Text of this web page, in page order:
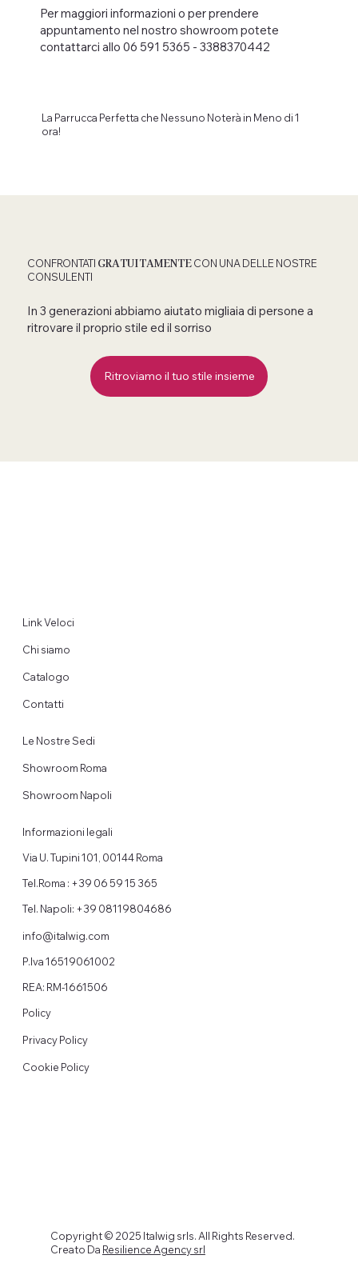
Per maggiori informazioni o per prendere
appuntamento nel nostro showroom potete
contattarci allo 06 591 5365 - 3388370442
La Parrucca Perfetta che Nessuno Noterà in Meno di 1
ora!
CONFRONTATI GRATUITAMENTECON UNA DELLE NOSTRE
CONSULENTI
In 3 generazioni abbiamo aiutato migliaia di persone a
ritrovare il proprio stile ed il sorriso
Ritroviamo il tuo stile insieme
Link Veloci
Chi siamo
Catalogo
Contatti
Le Nostre Sedi
Showroom Roma
Showroom Napoli
Informazioni legali
Via U. Tupini 101, 00144 Roma
Tel.Roma : +39 06 59 15 365
Tel. Napoli: +39 08119804686
info@italwig.com
P.Iva 16519061002
REA: RM-1661506
Policy
Privacy Policy
Cookie Policy
Copyright © 2025 Italwig srls. All Rights Reserved.
Creato Da Resilience Agency srl